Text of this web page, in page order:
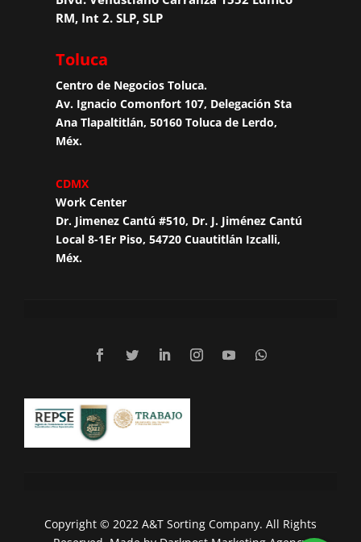
RM, Int 2. SLP, SLP
Toluca
Centro de Negocios Toluca.
Av. Ignacio Comonfort 107, Delegación Sta
Ana Tlapaltitlán, 50160 Toluca de Lerdo,
Méx.
CDMX
Work Center
Dr. Jimenez Cantú #510, Dr. J. Jiménez Cantú
Local 8-1Er Piso, 54720 Cuautitlán Izcalli,
Méx.
Copyright © 2022 A&T Sorting Company. All Rights